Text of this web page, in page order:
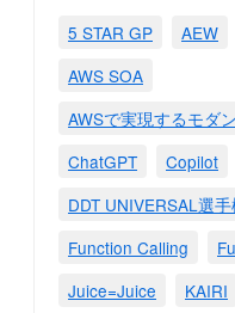
5 STAR GP AEW
AWS SOA
AWSで実現するモダ
ChatGPT
Copilot
DDT UNIVERSAL選
Function Calling
Juice=Juice
KAIRI